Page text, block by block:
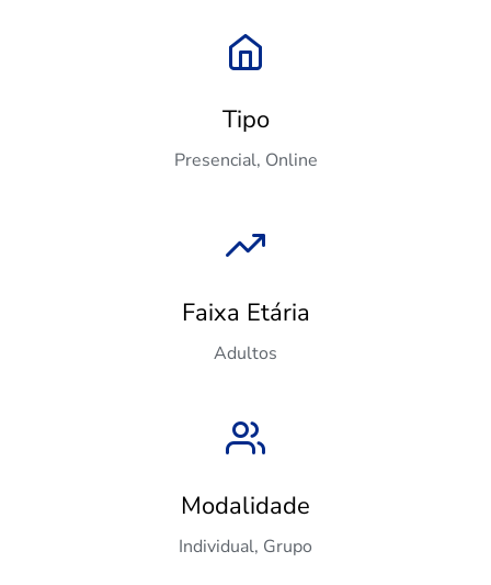
Tipo
Presencial, Online
Faixa Etária
Adultos
Modalidade
Individual, Grupo